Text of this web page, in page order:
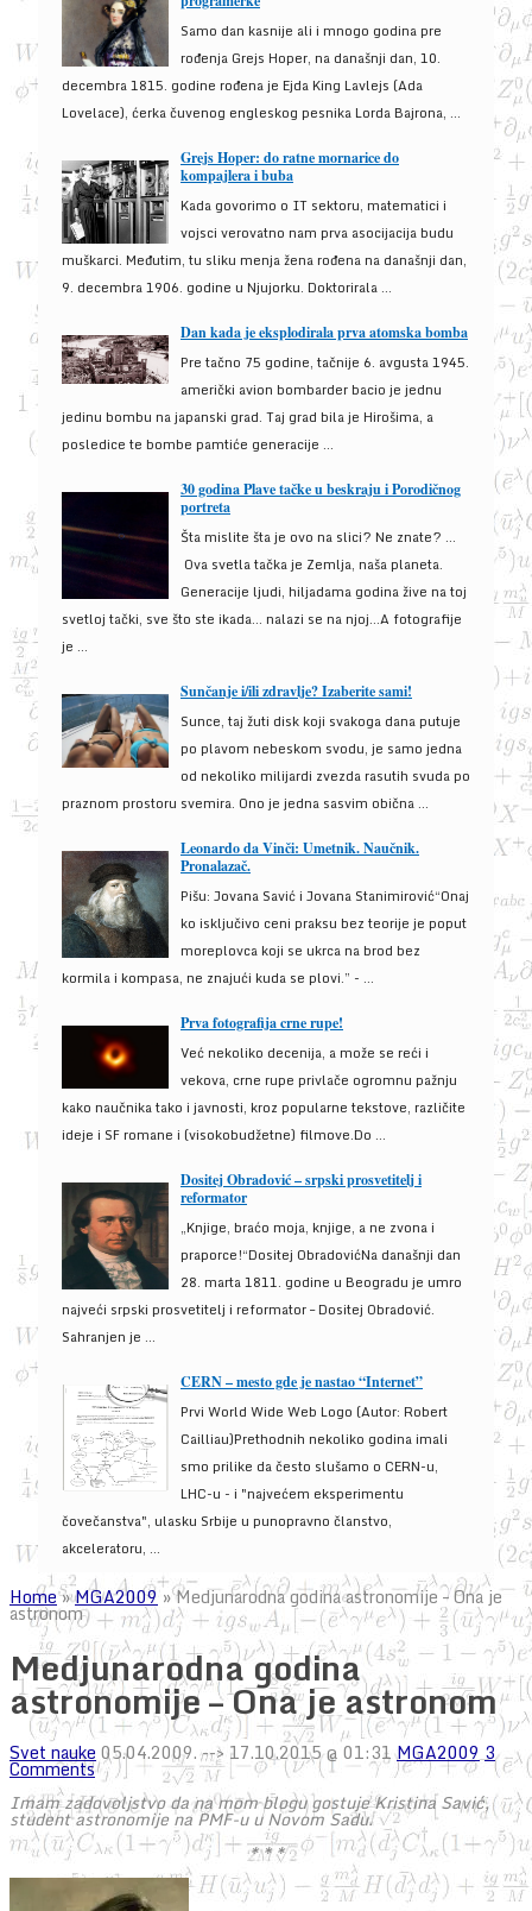
Samo dan kasnije ali i mnogo godina pre
rođenja Grejs Hoper, na današnji dan, 10.
decembra 1815. godine rođena je Ejda King Lavlejs (Ada
Lovelace), ćerka čuvenog engleskog pesnika Lorda Bajrona, ...
Grejs Hoper: do ratne mornarice do
kompajlera i buba
Kada govorimo o IT sektoru, matematici i
vojsci verovatno nam prva asocijacija budu
muškarci. Međutim, tu sliku menja žena rođena na današnji dan,
9. decembra 1906. godine u Njujorku. Doktorirala ...
Dan kada je eksplodirala prva atomska bomba
Pre tačno 75 godine, tačnije 6. avgusta 1945.
američki avion bombarder bacio je jednu
jedinu bombu na japanski grad. Taj grad bila je Hirošima, a
posledice te bombe pamtiće generacije ...
30 godina Plave tačke u beskraju i Porodičnog
portreta
Šta mislite šta je ovo na slici? Ne znate? …
Ova svetla tačka je Zemlja, naša planeta.
Generacije ljudi, hiljadama godina žive na toj
svetloj tački, sve što ste ikada… nalazi se na njoj…A fotografije
je ...
Sunčanje i/ili zdravlje? Izaberite sami!
Sunce, taj žuti disk koji svakoga dana putuje
po plavom nebeskom svodu, je samo jedna
od nekoliko milijardi zvezda rasutih svuda po
praznom prostoru svemira. Ono je jedna sasvim obična ...
Leonardo da Vinči: Umetnik. Naučnik.
Pronalazač.
Pišu: Jovana Savić i Jovana Stanimirović“Onaj
ko isključivo ceni praksu bez teorije je poput
moreplovca koji se ukrca na brod bez
kormila i kompasa, ne znajući kuda se plovi.” - ...
Prva fotografija crne rupe!
Već nekoliko decenija, a može se reći i
vekova, crne rupe privlače ogromnu pažnju
kako naučnika tako i javnosti, kroz popularne tekstove, različite
ideje i SF romane i (visokobudžetne) filmove.Do ...
Dositej Obradović – srpski prosvetitelj i
reformator
„Knjige, braćo moja, knjige, a ne zvona i
praporce!“Dositej ObradovićNa današnji dan
28. marta 1811. godine u Beogradu je umro
najveći srpski prosvetitelj i reformator – Dositej Obradović.
Sahranjen je ...
CERN – mesto gde je nastao “Internet”
Prvi World Wide Web Logo (Autor: Robert
Cailliau)Prethodnih nekoliko godina imali
smo prilike da često slušamo o CERN-u,
LHC-u - i "najvećem eksperimentu
čovečanstva", ulasku Srbije u punopravno članstvo,
akceleratoru, ...
Home»MGA2009 »Medjunarodna godina astronomije – Ona je
astronom
Medjunarodna godina
astronomije – Ona je astronom
Svet nauke 05.04.2009. --> 17.10.2015 @ 01:31 MGA2009 3
Comments
Imam zadovoljstvo da na mom blogu gostuje Kristina Savić,
student astronomije na PMF-u u Novom Sadu.
* * *